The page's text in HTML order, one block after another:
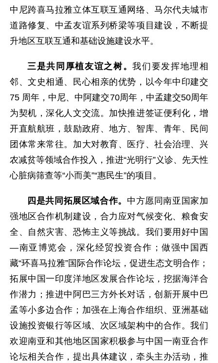
中尼跨喜马拉雅立体互联互通网络、马尔代夫城市
道路修复、中孟友谊系列桥梁等项目建设，不断提
升地区互联互通和基础设施建设水平。
三是共同厚植友谊之树。我们要发挥地理相
邻、文史相通、民心相亲的优势，以今年中印建交
75 周年，中尼、中阿建交70周年，中孟建交50周年
为契机，深化人文交流。加快推进签证便利化，增
开直航航班，鼓励政府、地方、智库、青年、民间
团体常来常往。加大对教育、医疗、社会治理、兴
农减贫等领域合作投入，推进“光明行”义诊、先天性
心脏病筛查等“小而美”“惠民生”的项目。
四是共同拓展区域合作。 中方愿同南亚国家加
强地区合作机制建设，合力应对气候变化、粮食安
全、自然灾害、恐怖主义等挑战。我们要用好中国
—南亚博览会，深化经贸投资合作；做强中国西
藏“环喜马拉雅”国际合作论坛，促进生态文明合作；
拓展中国一印度洋地区发展合作论坛，挖据海洋合
作潜力；推进中阿巴三方外长对话，创新开展中巴
孟等小多边合作；加强在上海合作组织、亚洲基础
设施投资银行等区域、次区域架构中的合作。我们
欢迎南亚和其他地区国家积极参与中国一南亚合作
论坛相关合作，提出具体建议，牵头主办活动，推